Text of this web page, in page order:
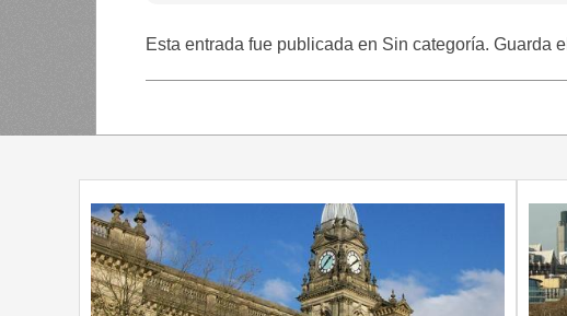
Esta entrada fue publicada en Sin categoría. Guarda el